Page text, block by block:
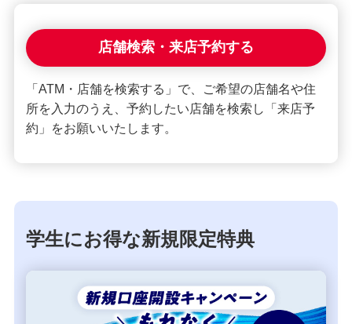
店舗検索・来店予約する
「ATM・店舗を検索する」で、ご希望の店舗名や住
所を入力のうえ、予約したい店舗を検索し「来店予
約」をお願いいたします。
学生にお得な新規限定特典